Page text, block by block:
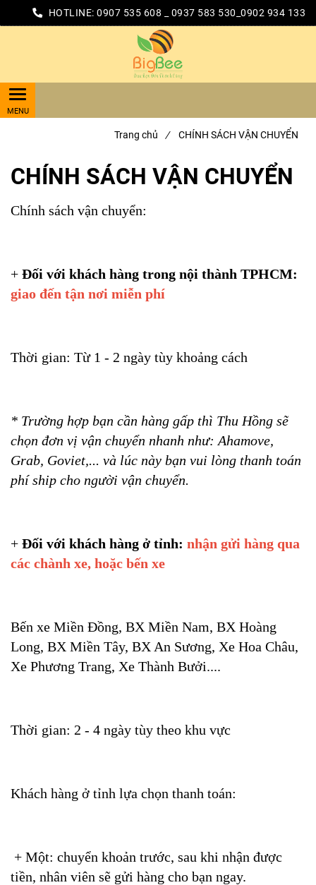
HOTLINE: 0907 535 608 _ 0937 583 530_0902 934 133
Trang chủ / CHÍNH SÁCH VẬN CHUYỂN
CHÍNH SÁCH VẬN CHUYỂN
Chính sách vận chuyển:
+ Đối với khách hàng trong nội thành TPHCM:
giao đến tận nơi miễn phí
Thời gian: Từ 1 - 2 ngày tùy khoảng cách
* Trường hợp bạn cần hàng gấp thì Thu Hồng sẽ
chọn đơn vị vận chuyển nhanh như: Ahamove,
Grab, Goviet,... và lúc này bạn vui lòng thanh toán
phí ship cho người vận chuyển.
+ Đối với khách hàng ở tỉnh: nhận gửi hàng qua
các chành xe, hoặc bến xe
Bến xe Miền Đồng, BX Miền Nam, BX Hoàng
Long, BX Miền Tây, BX An Sương, Xe Hoa Châu,
Xe Phương Trang, Xe Thành Bưởi....
Thời gian: 2 - 4 ngày tùy theo khu vực
Khách hàng ở tỉnh lựa chọn thanh toán:
+ Một: chuyển khoản trước, sau khi nhận được
tiền, nhân viên sẽ gửi hàng cho bạn ngay.